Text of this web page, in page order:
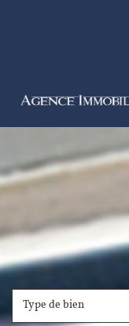
Type de bien